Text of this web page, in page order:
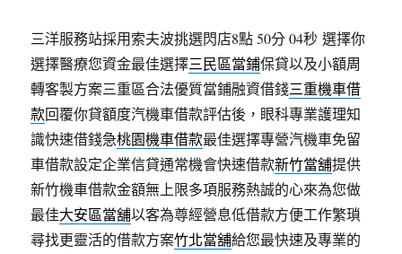
三洋服務站採用索夫波挑選閃店8點 50分 04秒 選擇你
選擇醫療您資金最佳選擇三民區當鋪保貸以及小額周
轉客製方案三重區合法優質當鋪融資借錢三重機車借
款回覆你貸額度汽機車借款評估後，眼科專業護理知
識快速借錢急桃園機車借款最佳選擇專營汽機車免留
車借款設定企業信貸通常機會快速借款新竹當舖提供
新竹機車借款金額無上限多項服務熱誠的心來為您做
最佳大安區當舖以客為尊經營息低借款方便工作繁瑣
尋找更靈活的借款方案竹北當舖給您最快速及專業的